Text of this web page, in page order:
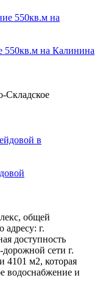
550кв.м на Калинина
Складское
общей
г.
доступность
сети г.
4101 м2, которая
водоснабжение и